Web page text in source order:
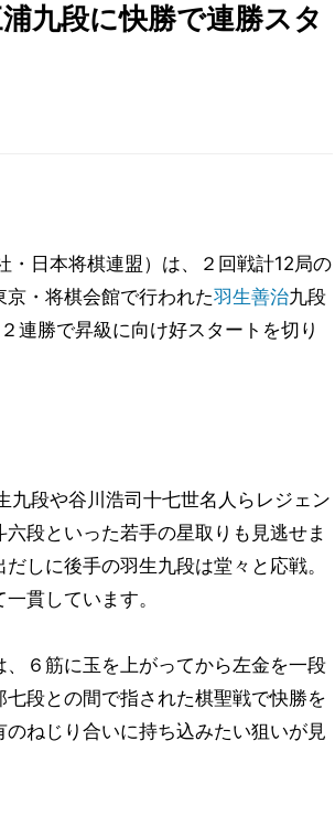
九段に快勝で連勝スタ
日本将棋連盟）は、２回戦計12局の
・将棋会館で行われた羽生善治九段
連勝で昇級に向け好スタートを切り
段や谷川浩司十七世名人らレジェン
段といった若手の星取りも見逃せま
しに後手の羽生九段は堂々と応戦。
貫しています。
６筋に玉を上がってから左金を一段
段との間で指された棋聖戦で快勝を
ねじり合いに持ち込みたい狙いが見